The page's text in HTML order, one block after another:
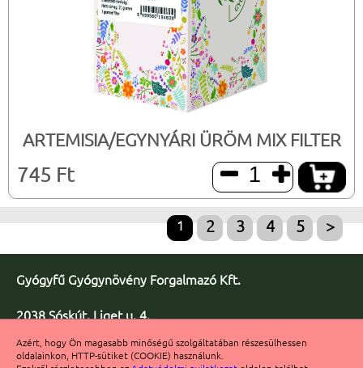
Azért, hogy Ön magasabb minőségű szolgáltatában részesülhessen
oldalainkon, HTTP-sütiket (COOKIE) használunk.
ARTEMISIA/EGYNYÁRI ÜRÖM MIX FILTER
745 Ft  
1 2 3 4 5 >
Gyógyfű Gyógynövény Forgalmazó Kft.
2038 Sóskút, Liget u. 4.
Fax: +36 23 347-091